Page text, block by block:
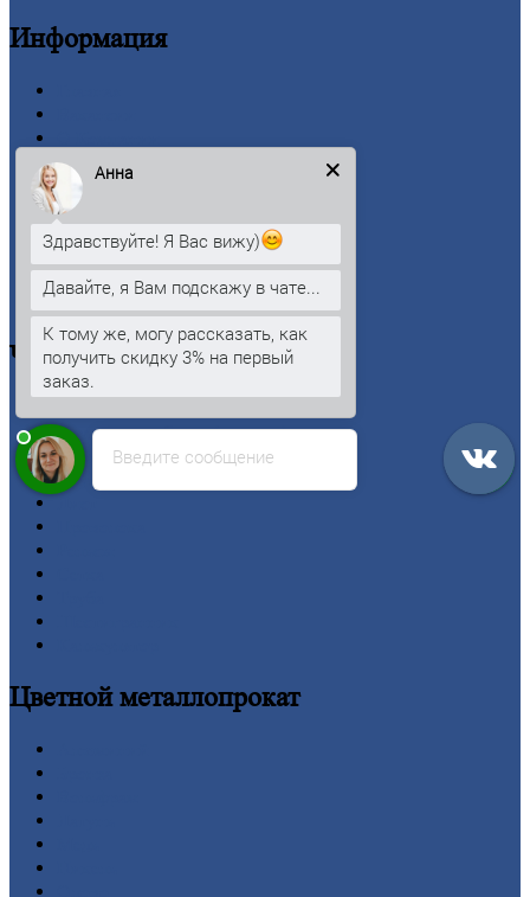
Информация
Заводы
Контакты
Прайс-лист
Новости
Личный
Оформление заказа
Оплата
Черныйметаллопрокат
Двутавроваябалка (двутавр)
Квадрат
Круг
Цветнойметаллопрокат
Введите сообщение
Анна
Здравствуйте! Я Вас вижу)
Давайте, я Вам подскажу в чате...
К тому же, могу рассказать, как
получить скидку 3% на первый
заказ.